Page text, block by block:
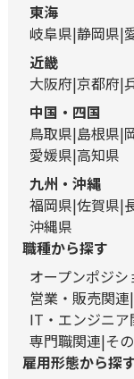
東海
岐阜県 静岡県
近畿
大阪府 京都府
中国・四国
鳥取県 島根県
愛媛県 高知県
九州・沖縄
福岡県 佐賀県
沖縄県
職種から探す
オープンポジ
営業・販売関連
IT・エンジニア
専門職関連 そ
雇用形態から探